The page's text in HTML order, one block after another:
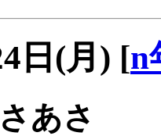
日(月) [n
あさ